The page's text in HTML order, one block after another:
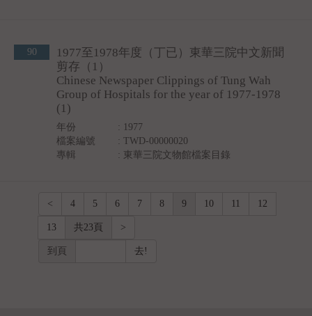
90
1977至1978年度（丁已）東華三院中文新聞
剪存（1）
Chinese Newspaper Clippings of Tung Wah
Group of Hospitals for the year of 1977-1978
(1)
年份
: 1977
檔案編號
: TWD-00000020
專輯
: 東華三院文物館檔案目錄
< 4 5 6 7 8 9 10 11 12
13 共23頁 >
到頁 去!